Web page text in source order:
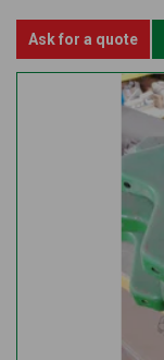
Ask for a quote